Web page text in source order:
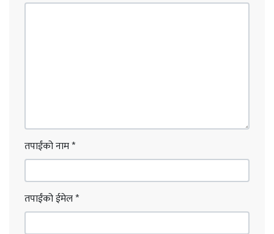
तपाईंको नाम*
तपाईंको ईमेल*